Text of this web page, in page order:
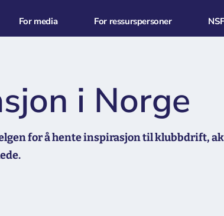
For media For ressurspersoner
i Norge
for å hente inspirasjon til klubbdrift,